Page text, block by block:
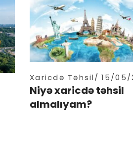
Xaricdə Təhsil 15/05/
Niyə xaricdə təhsil
almalıyam?